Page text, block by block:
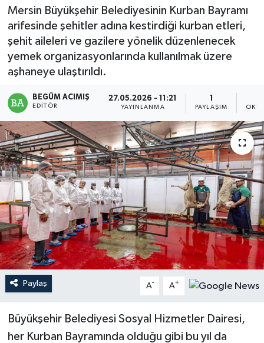
Mersin Büyükşehir Belediyesinin Kurban Bayramı
arifesinde şehitler adına kestirdiği kurban etleri,
şehit aileleri ve gazilere yönelik düzenlenecek
yemek organizasyonlarında kullanılmak üzere
aşhaneye ulaştırıldı.
BEGÜM ACIMIŞ
EDITÖR
27.05.2026 - 11:21
YAYINLANMA PAYLAŞIM
Paylaş A- A+
Büyükşehir Belediyesi Sosyal Hizmetler Dairesi,
her Kurban Bayramında olduğu gibi bu yıl da
Kültür - Sanat
Magazin
Özel Haber
Politika
Resmi İlan
Sağlık
Spor
Sürmanşet
Teknoloji